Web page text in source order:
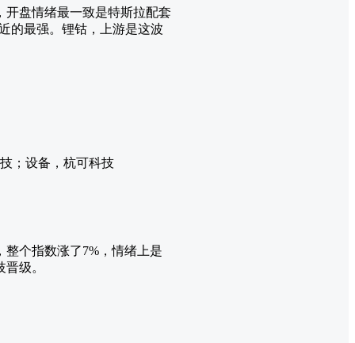
盘情绪最一致是特斯拉配套
的最强。锂钴，上游是这波
；设备，杭可科技
个指数涨了7%，情绪上是
级。